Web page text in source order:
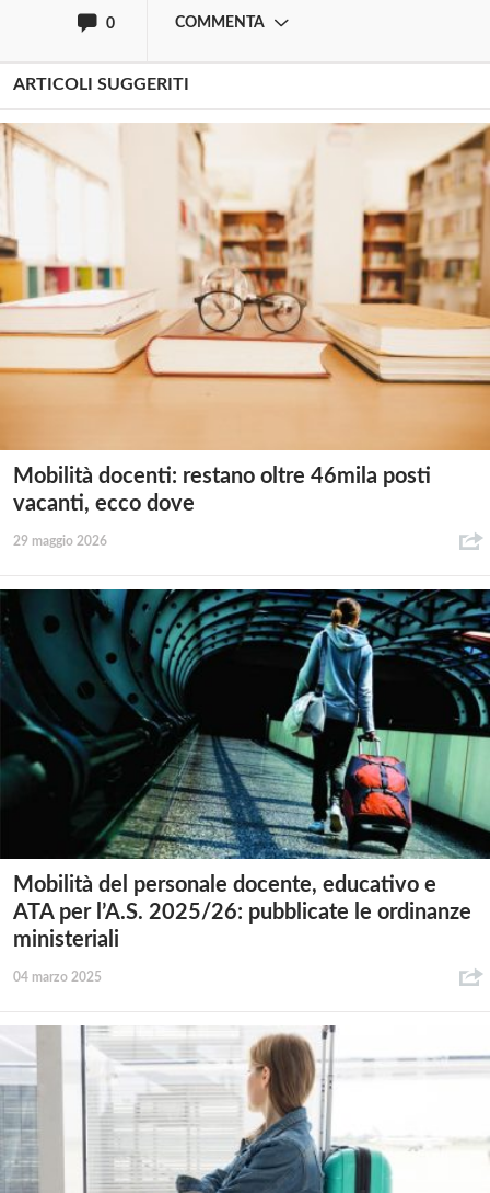
0 COMMENTA
ARTICOLI SUGGERITI
Mobilità docenti: restano oltre 46mila posti
vacanti, ecco dove
29 maggio 2026
Mobilità del personale docente, educativo e
ATA per l’A.S. 2025/26: pubblicate le ordinanze
ministeriali
04 marzo 2025